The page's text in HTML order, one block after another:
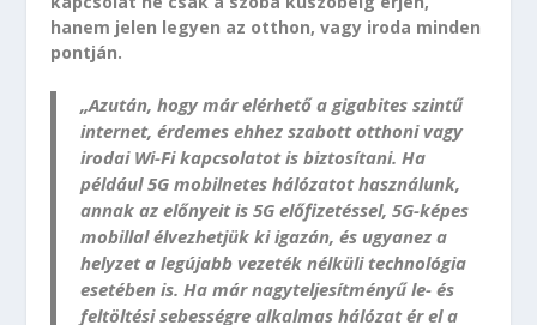
hanem jelen legyen az otthon, vagy iroda minden
pontján.
„Azután, hogy már elérhető a gigabites szintű
internet, érdemes ehhez szabott otthoni vagy
irodai Wi-Fi kapcsolatot is biztosítani. Ha
például 5G mobilnetes hálózatot használunk,
annak az előnyeit is 5G előfizetéssel, 5G-képes
mobillal élvezhetjük ki igazán, és ugyanez a
helyzet a legújabb vezeték nélküli technológia
esetében is. Ha már nagyteljesítményű le- és
feltöltési sebességre alkalmas hálózat ér el a